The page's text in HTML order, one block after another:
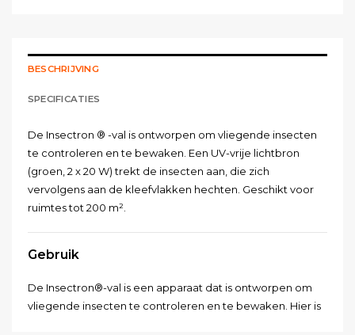
BESCHRIJVING
SPECIFICATIES
De Insectron ® -val is ontworpen om vliegende insecten
te controleren en te bewaken. Een UV-vrije lichtbron
(groen, 2 x 20 W) trekt de insecten aan, die zich
vervolgens aan de kleefvlakken hechten. Geschikt voor
ruimtes tot 200 m².
Gebruik
De Insectron®-val is een apparaat dat is ontworpen om
vliegende insecten te controleren en te bewaken. Hier is